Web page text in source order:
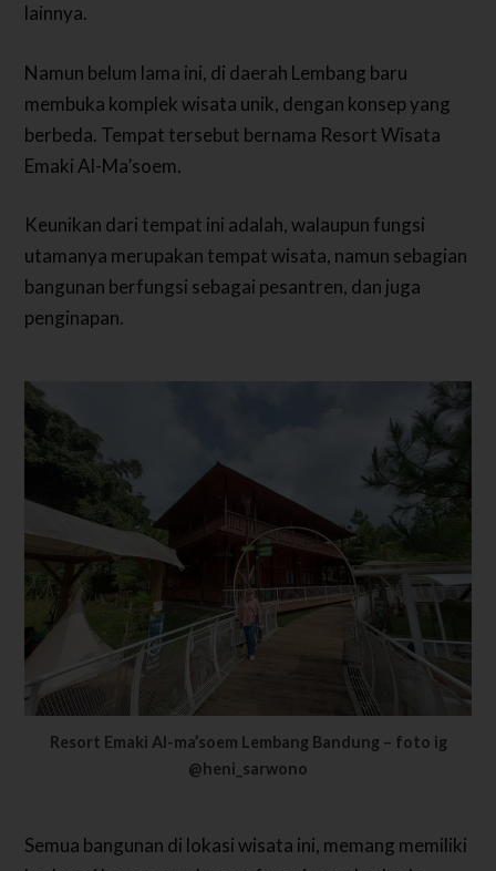
lainnya.
Namun belum lama ini, di daerah Lembang baru
membuka komplek wisata unik, dengan konsep yang
berbeda. Tempat tersebut bernama Resort Wisata
Emaki Al-Ma’soem.
Keunikan dari tempat ini adalah, walaupun fungsi
utamanya merupakan tempat wisata, namun sebagian
bangunan berfungsi sebagai pesantren, dan juga
penginapan.
Resort Emaki Al-ma’soem Lembang Bandung – foto ig
@heni_sarwono
Semua bangunan di lokasi wisata ini, memang memiliki